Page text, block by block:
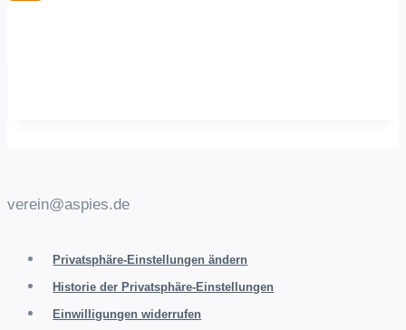
verein@aspies.de
Privatsphäre-Einstellungen ändern
Historie der Privatsphäre-Einstellungen
Einwilligungen widerrufen